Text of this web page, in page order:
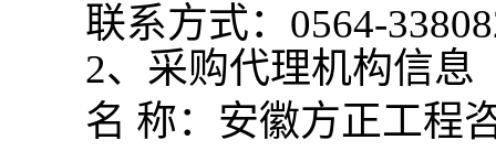
联系方式： 0564-
2、采购代理机构信息
名 称：安徽方正工程